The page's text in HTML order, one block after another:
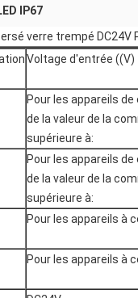
IP67
verre trempé DC24V
Voltage d'entrée ((V)
Pour les appareils
de la valeur de la
supérieure à:
Pour les appareils
de la valeur de la
supérieure à:
Pour les appareils à
Pour les appareils à